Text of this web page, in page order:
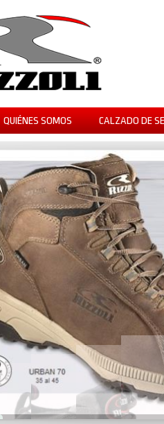
QUIÉNES SOMOS CALZADO DE